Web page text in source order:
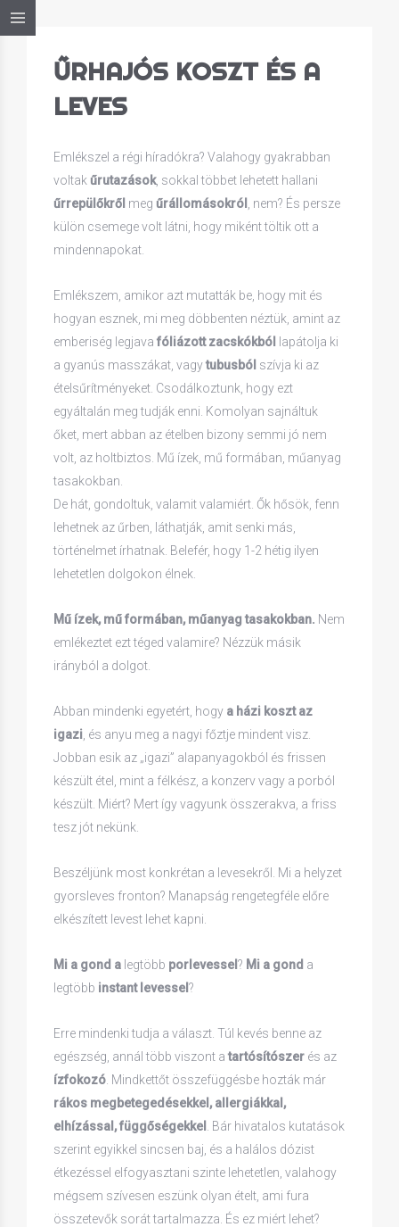
ŰRHAJÓS KOSZT ÉS A
LEVES
Emlékszel a régi híradókra? Valahogy gyakrabban
voltak űrutazások, sokkal többet lehetett hallani
űrrepülőkről meg űrállomásokról
, nem? És persze
külön csemege volt látni, hogy miként töltik ott a
mindennapokat.
Emlékszem, amikor azt mutatták be, hogy mit és
hogyan esznek, mi meg döbbenten néztük, amint az
emberiség legjava fóliázott zacskókból
lapátolja ki
a gyanús masszákat, vagytubusból szívja ki az
ételsűrítményeket. Csodálkoztunk, hogy ezt
egyáltalán meg tudják enni. Komolyan sajnáltuk
őket, mert abban az ételben bizony semmi jó nem
volt, az holtbiztos. Mű ízek, mű formában, műanyag
tasakokban.
De hát, gondoltuk, valamit valamiért. Ők hősök, fenn
lehetnek az űrben, láthatják, amit senki más,
történelmet írhatnak. Belefér, hogy 1-2 hétig ilyen
lehetetlen dolgokon élnek.
Mű ízek, mű formában, műanyag tasakokban. Nem
emlékeztet ezt téged valamire? Nézzük másik
irányból a dolgot.
Abban mindenki egyetért, hogy a házi koszt az
igazi , és anyu meg a nagyi főztje mindent visz.
Jobban esik az „igazi” alapanyagokból és frissen
készült étel, mint a félkész, a konzerv vagy a porból
készült. Miért? Mert így vagyunk összerakva, a friss
tesz jót nekünk.
Beszéljünk most konkrétan a levesekről. Mi a helyzet
gyorsleves fronton? Manapság rengetegféle előre
elkészített levest lehet kapni.
Mi a gond a legtöbb porlevessel ? Mi a gond a
legtöbb instant levessel ?
Erre mindenki tudja a választ. Túl kevés benne az
egészség, annál több viszont atartósítószer és az
ízfokozó . Mindkettőt összefüggésbe hozták már
rákos megbetegedésekkel, allergiákkal,
elhízással, függőségekkel
. Bár hivatalos kutatások
szerint egyikkel sincsen baj, és a halálos dózist
étkezéssel elfogyasztani szinte lehetetlen, valahogy
mégsem szívesen eszünk olyan ételt, ami fura
összetevők sorát tartalmazza. És ez miért lehet?